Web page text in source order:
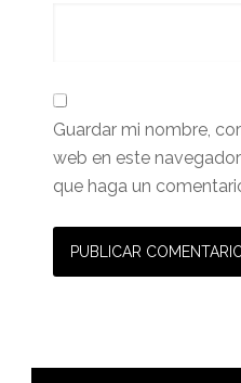
Guardar mi nombre,
web en este
que haga un
Barra